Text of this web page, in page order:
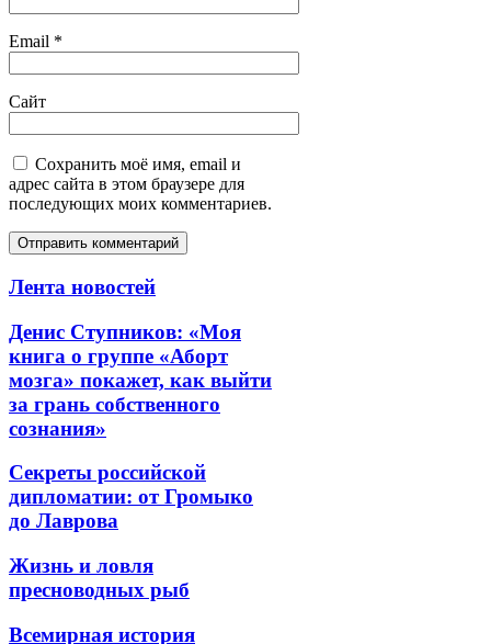
Email *
Сайт
Сохранить моё имя, email и
адрес сайта в этом браузере для
последующих моих комментариев.
Лента новостей
Денис Ступников: «Моя
книга о группе «Аборт
мозга» покажет, как выйти
за грань собственного
сознания»
Секреты российской
дипломатии: от Громыко
до Лаврова
Жизнь и ловля
пресноводных рыб
Всемирная история